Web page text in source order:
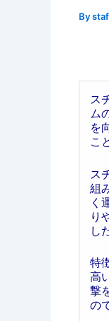
By
ス
ム
を
こ
ス
組
く
り
し
特
高
撃
の